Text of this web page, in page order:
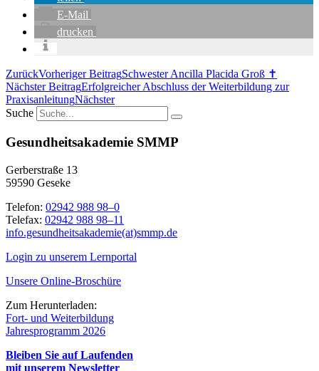
E-Mail
drucken
ZurückVorheriger BeitragSchwester Ancilla Placida Groß ✝
Nächster BeitragErfolgreicher Abschluss der Weiterbildung zur
PraxisanleitungNächster
Suche
Gesundheitsakademie SMMP
Gerberstraße 13
59590 Geseke
Telefon: 02942 988 98–0
Telefax: 02942 988 98–11
info.gesundheitsakademie(at)smmp.de
Login zu unserem Lernportal
Unsere Online-Broschüre
Zum Herunterladen:
Fort- und Weiterbildung
Jahresprogramm 2026
Bleiben Sie auf Laufenden
mit unserem Newsletter